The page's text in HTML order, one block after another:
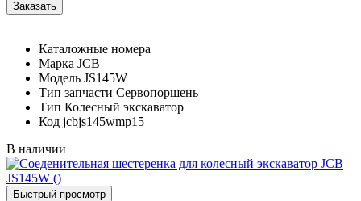
Каталожные номера
Марка JCB
Модель JS145W
Тип запчасти Сервопоршень
Тип Колесный экскаватор
Код jcbjs145wmp15
В наличии